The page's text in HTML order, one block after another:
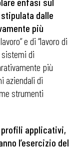
dalle
più
e di “lavoro di
sistemi di
più
aziendali di
strumenti
applicativi,
l’esercizio del